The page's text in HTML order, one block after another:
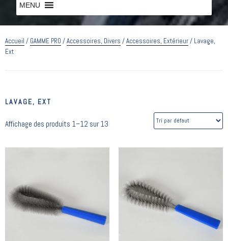
MENU
Accueil / GAMME PRO /Accessoires, Divers /Accessoires, Extérieur/ Lavage,
Ext
LAVAGE, EXT
Affichage des produits 1–12 sur 13